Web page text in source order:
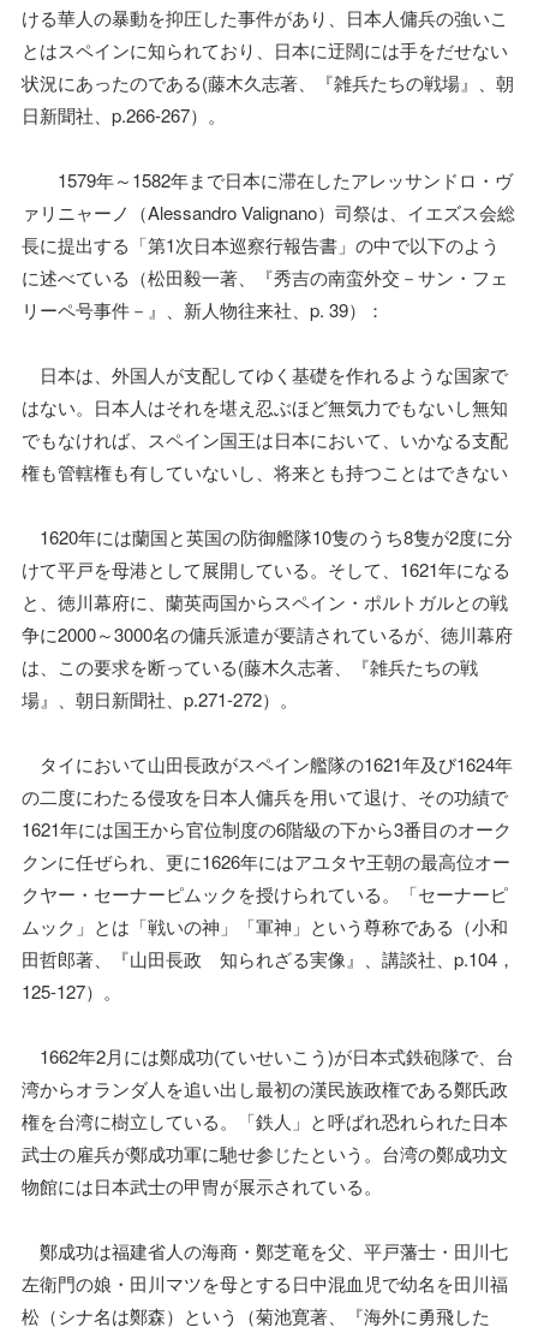
ける華人の暴動を抑圧した事件があり、日本人傭兵の強いこ
とはスペインに知られており、日本に迂闊には手をだせない
状況にあったのである(藤木久志著、『雑兵たちの戦場』、朝
日新聞社、p.266-267）。
1579年～1582年まで日本に滞在したアレッサンドロ・ヴ
ァリニャーノ（Alessandro Valignano）司祭は、イエズス会総
長に提出する「第1次日本巡察行報告書」の中で以下のよう
に述べている（松田毅一著、『秀吉の南蛮外交－サン・フェ
リーペ号事件－』、新人物往来社、p. 39）：
日本は、外国人が支配してゆく基礎を作れるような国家で
はない。日本人はそれを堪え忍ぶほど無気力でもないし無知
でもなければ、スペイン国王は日本において、いかなる支配
権も管轄権も有していないし、将来とも持つことはできない
1620年には蘭国と英国の防御艦隊10隻のうち8隻が2度に分
けて平戸を母港として展開している。そして、1621年になる
と、徳川幕府に、蘭英両国からスペイン・ポルトガルとの戦
争に2000～3000名の傭兵派遣が要請されているが、徳川幕府
は、この要求を断っている(藤木久志著、『雑兵たちの戦
場』、朝日新聞社、p.271-272）。
タイにおいて山田長政がスペイン艦隊の1621年及び1624年
の二度にわたる侵攻を日本人傭兵を用いて退け、その功績で
1621年には国王から官位制度の6階級の下から3番目のオーク
クンに任ぜられ、更に1626年にはアユタヤ王朝の最高位オー
クヤー・セーナーピムックを授けられている。「セーナーピ
ムック」とは「戦いの神」「軍神」という尊称である（小和
田哲郎著、『山田長政 知られざる実像』、講談社、p.104，
125-127）。
1662年2月には鄭成功(ていせいこう)が日本式鉄砲隊で、台
湾からオランダ人を追い出し最初の漢民族政権である鄭氏政
権を台湾に樹立している。「鉄人」と呼ばれ恐れられた日本
武士の雇兵が鄭成功軍に馳せ参じたという。台湾の鄭成功文
物館には日本武士の甲冑が展示されている。
鄭成功は福建省人の海商・鄭芝竜を父、平戸藩士・田川七
左衛門の娘・田川マツを母とする日中混血児で幼名を田川福
松（シナ名は鄭森）という（菊池寛著、『海外に勇飛した